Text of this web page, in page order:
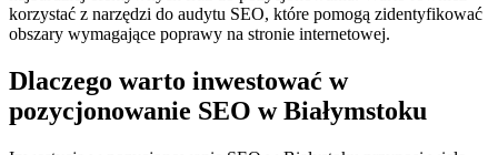
korzystać z narzędzi do audytu SEO, które pomogą zidentyfikować
obszary wymagające poprawy na stronie internetowej.
Dlaczego warto inwestować w
pozycjonowanie SEO w Białymstoku